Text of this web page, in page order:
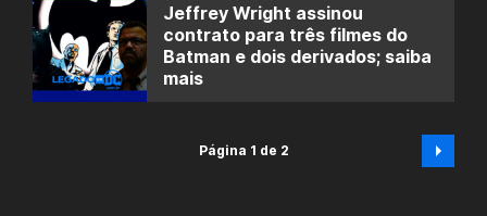
Jeffrey Wright assinou
contrato para três filmes do
Batman e dois derivados; saiba
mais
Página 1 de 2